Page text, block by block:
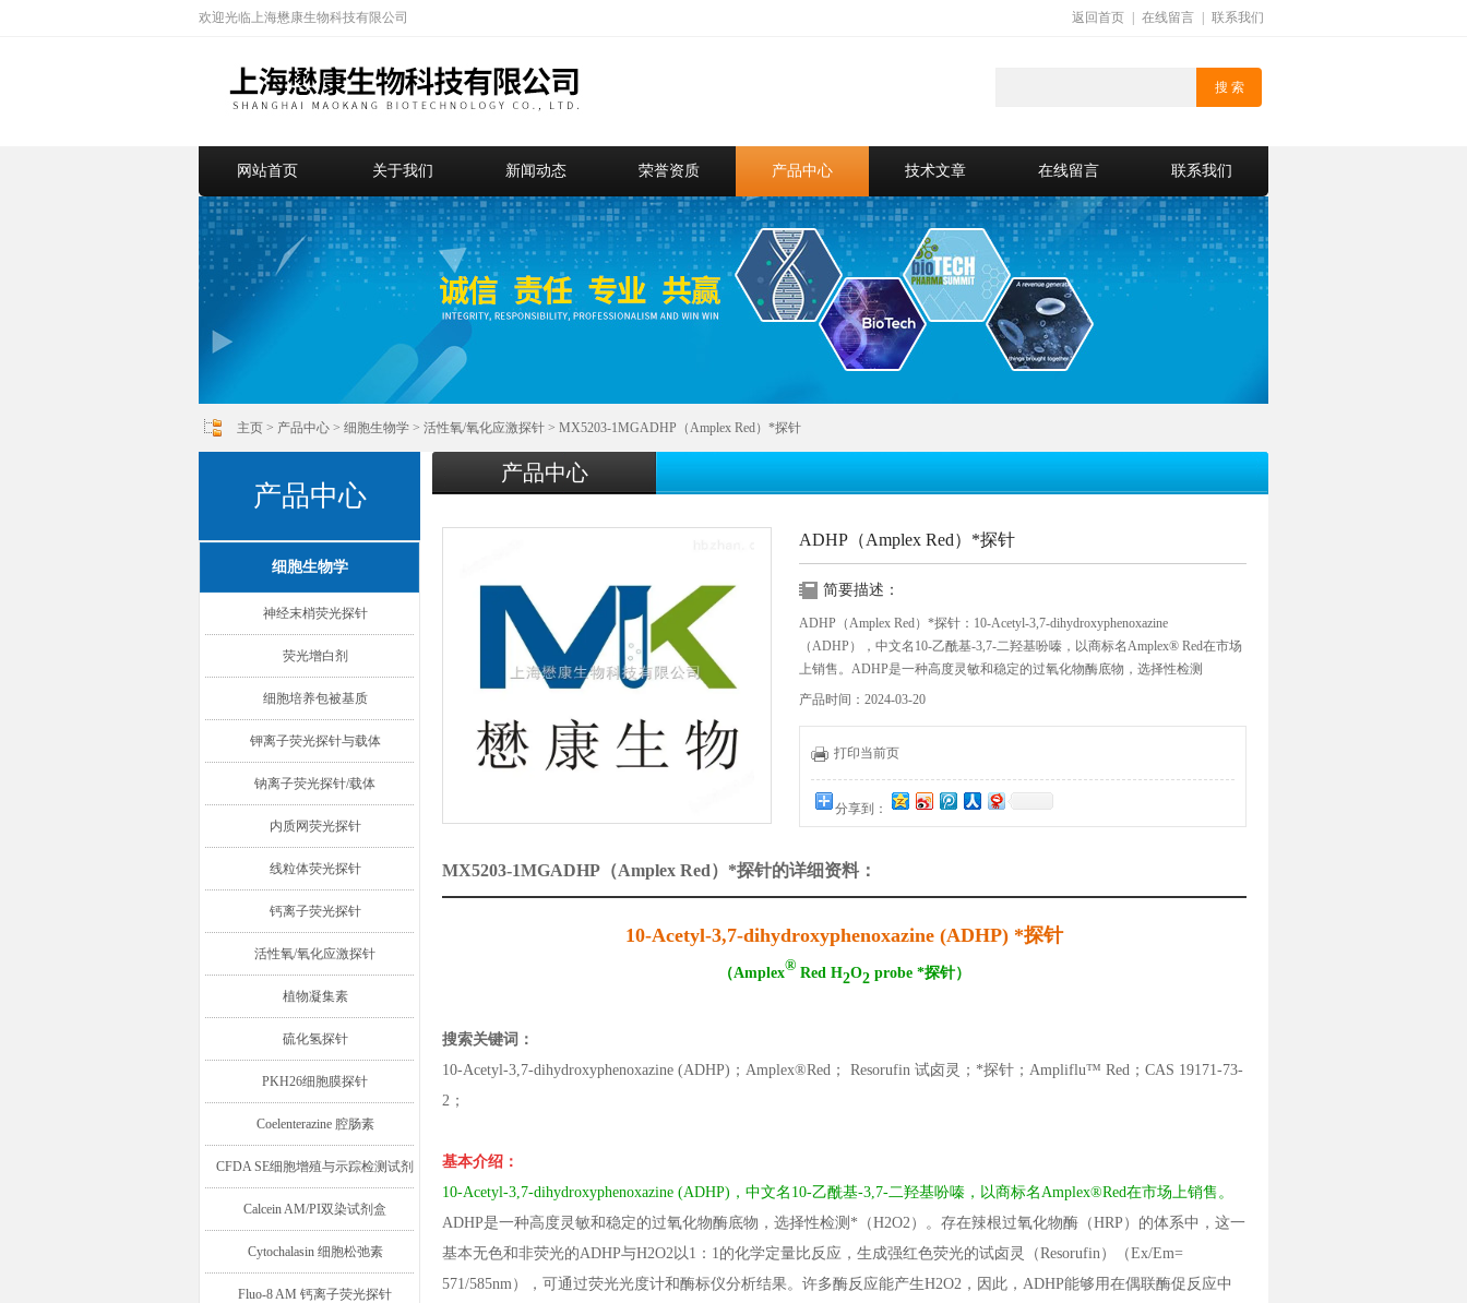
欢迎光临上海懋康生物科技有限公司 返回首页 在线留言 联系我们
网站首页 关于我们 新闻动态 荣誉资质 产品中心 技术文章 在线留言 联系我们
主页 > 产品中心 > 细胞生物学 > 活性氧/氧化应激探针 > MX5203-1MGADHP（Amplex Red）*探针
产品中心
细胞生物学
神经末梢荧光探针
荧光增白剂
细胞培养包被基质
钾离子荧光探针与载体
钠离子荧光探针/载体
内质网荧光探针
线粒体荧光探针
钙离子荧光探针
活性氧/氧化应激探针
植物凝集素
硫化氢探针
PKH26细胞膜探针
Coelenterazine 腔肠素
CFDA SE细胞增殖与示踪检测试剂
盒
Calcein AM/PI双染试剂盒
Cytochalasin 细胞松弛素
Fluo-8 AM 钙离子荧光探针
产品中心
ADHP（Amplex Red）*探针
简要描述：
ADHP（Amplex Red）*探针：10-Acetyl-3,7-dihydroxyphenoxazine
（ADHP），中文名10-乙酰基-3,7-二羟基吩嗪，以商标名Amplex® Red在市场
上销售。ADHP是一种高度灵敏和稳定的过氧化物酶底物，选择性检测
*（H2O2）。
产品时间：2024-03-20
打印当前页
分享到：
MX5203-1MGADHP（Amplex Red）*探针的详细资料：
10-Acetyl-3,7-dihydroxyphenoxazine (ADHP) *探针
（Amplex® Red H2O2 probe *探针）
搜索关键词：
10-Acetyl-3,7-dihydroxyphenoxazine (ADHP)；Amplex®Red； Resorufin 试卤灵；*探针；Ampliflu™ Red；CAS 19171-73-
2；
基本介绍：
10-Acetyl-3,7-dihydroxyphenoxazine (ADHP)，中文名10-乙酰基-3,7-二羟基吩嗪，以商标名Amplex®Red在市场上销售。
ADHP是一种高度灵敏和稳定的过氧化物酶底物，选择性检测*（H2O2）。存在辣根过氧化物酶（HRP）的体系中，这一
基本无色和非荧光的ADHP与H2O2以1：1的化学定量比反应，生成强红色荧光的试卤灵（Resorufin）（Ex/Em=
571/585nm），可通过荧光光度计和酶标仪分析结果。许多酶反应能产生H2O2，因此，ADHP能够用在偶联酶促反应中